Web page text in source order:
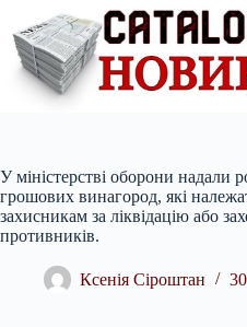
вмісту
У міністерстві оборони надали
грошових винагород, які
захисникам за ліквідацію або
противників.
Ксенія Сіроштан